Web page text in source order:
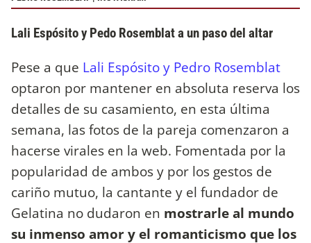
Lali Espósito y Pedo Rosemblat a un paso del altar
Pese a que Lali Espósito y Pedro Rosemblat
optaron por mantener en absoluta reserva los
detalles de su casamiento, en esta última
semana, las fotos de la pareja comenzaron a
hacerse virales en la web. Fomentada por la
popularidad de ambos y por los gestos de
cariño mutuo, la cantante y el fundador de
Gelatina no dudaron en mostrarle al mundo
su inmenso amor y el romanticismo que los